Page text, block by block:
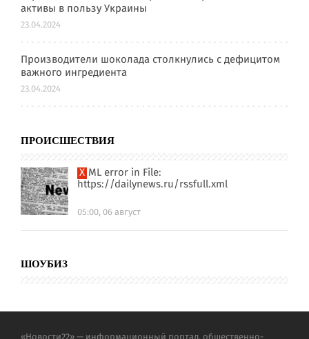
активы в пользу Украины
23.04.2024
Производители шоколада столкнулись с дефицитом
важного ингредиента
23.04.2024
ПРОИСШЕСТВИЯ
XML error in File:
https://dailynews.ru/rssfull.xml
05:00, 06 август
ШОУБИЗ